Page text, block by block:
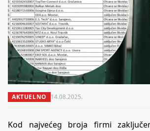
AKTUELNO 14.08.2025.
Kod najvećeg broja firmi